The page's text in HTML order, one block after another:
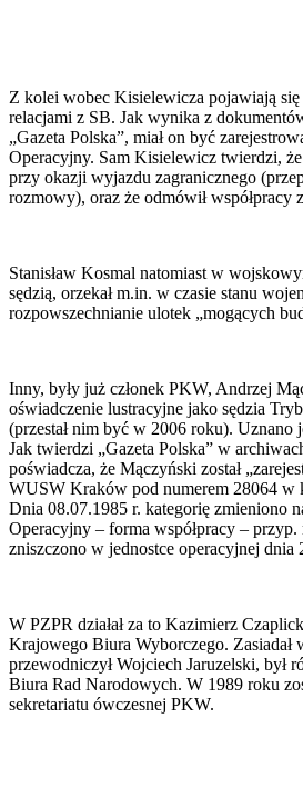
Z kolei wobec Kisielewicza pojawiają
relacjami z SB. Jak wynika z
„Gazeta Polska”, miał on być
Operacyjny. Sam Kisielewicz twierdzi,
przy okazji wyjazdu zagranicznego
rozmowy), oraz że odmówił współpracy
Stanisław Kosmal natomiast w
sędzią, orzekał m.in. w czasie stanu
rozpowszechnianie ulotek „mogących
Inny, były już członek PKW, Andrzej
oświadczenie lustracyjne jako sędzia
(przestał nim być w 2006 roku). Uznano
Jak twierdzi „Gazeta Polska” w
poświadcza, że Mączyński został
WUSW Kraków pod numerem 28064 w
Dnia 08.07.1985 r. kategorię zmieniono
Operacyjny – forma współpracy – przyp.
zniszczono w jednostce operacyjnej dnia
W PZPR działał za to Kazimierz
Krajowego Biura Wyborczego. Zasiadał
przewodniczył Wojciech Jaruzelski, był
Biura Rad Narodowych. W 1989 roku
sekretariatu ówczesnej PKW.